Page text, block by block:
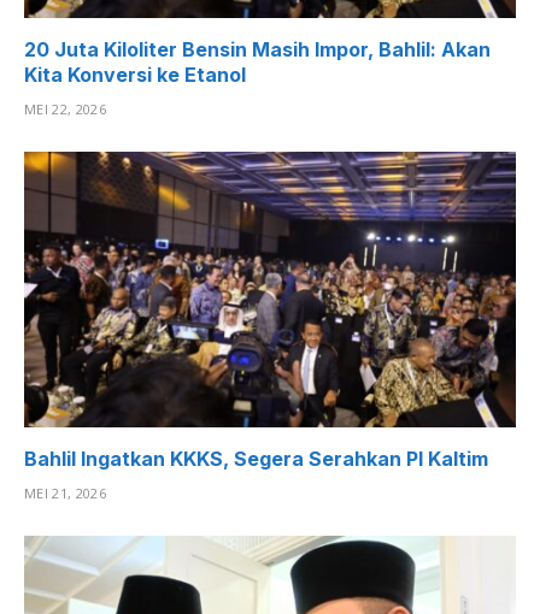
20 Juta Kiloliter Bensin Masih Impor, Bahlil: Akan
Kita Konversi ke Etanol
MEI 22, 2026
Bahlil Ingatkan KKKS, Segera Serahkan PI Kaltim
MEI 21, 2026